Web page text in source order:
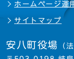
ホームページ運
サイトマップ
安八町役場 （